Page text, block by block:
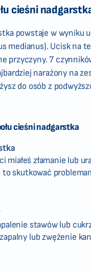
cieśni
powstaje w wyniku
medianus). Ucisk na
przyczyny. 7
narażony na
do osób z
cieśni nadgarstka
miałeś złamanie lub
to skutkować
stawów lub
lub zwężenie